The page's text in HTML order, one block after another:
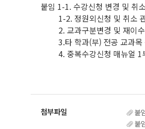
붙임 1-1. 수강신청 변경 및 취
1-2. 정원외신청 및 취소
2. 교과구분변경 및 재이수
3.타 학과(부) 전공 교과목
4. 중복수강신청 매뉴얼 1
붙
붙